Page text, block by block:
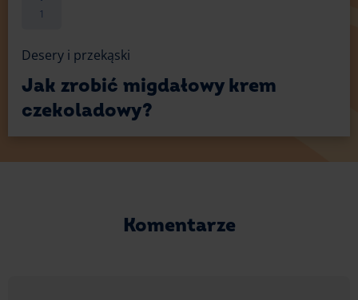
1
Desery i przekąski
Jak zrobić migdałowy krem
czekoladowy?
Komentarze